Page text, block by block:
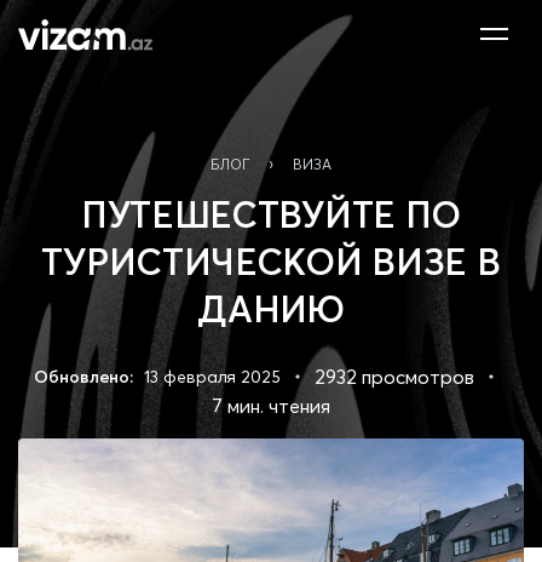
БЛОГ › ВИЗА
ПУТЕШЕСТВУЙТЕ ПО
ТУРИСТИЧЕСКОЙ ВИЗЕ В
ДАНИЮ
Обновлено: 13 февраля 2025
2932 просмотров
7 мин. чтения